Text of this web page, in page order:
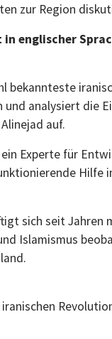
zur Region
englischer
bekannteste
und analysiert die
auf.
Experte für
Hilfe
sich seit Jahren
Islamismus